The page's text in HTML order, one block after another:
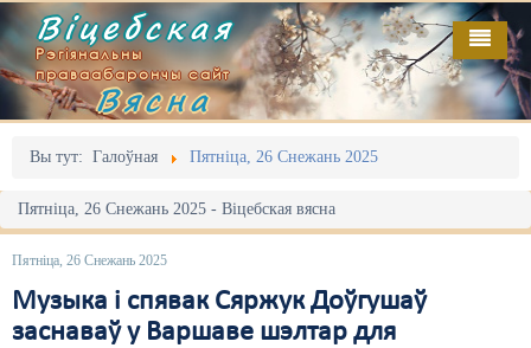
Віцебская
Рэгіянальны
праваабарончы сайт
Вясна
Вы тут: Галоўная Пятніца, 26 Снежань 2025
Пятніца, 26 Снежань 2025 - Віцебская вясна
Пятніца, 26 Снежань 2025
Музыка і спявак Сяржук Доўгушаў
заснаваў у Варшаве шэлтар для
Галоўная
Адміністрацыйны перасьлед
Акцыі
Выбары
Грамадзянскія ініцыятывы
Выданьні
Відэа
Пра нас
RSS